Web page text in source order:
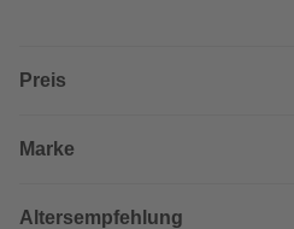
Preis
Marke
Altersempfehlung